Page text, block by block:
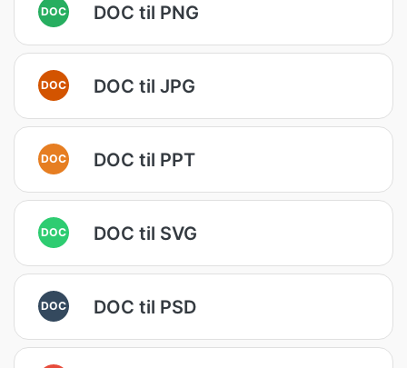
DOC DOC til PNG
DOC DOC til JPG
DOC DOC til PPT
DOC DOC til SVG
DOC DOC til PSD